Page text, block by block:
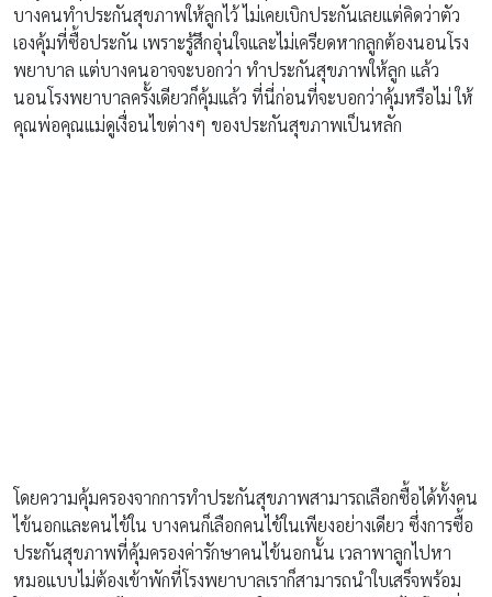
บางคนทำประกันสุขภาพให้ลูกไว้ ไม่เคยเบิกประกันเลยแต่คิดว่าตัว
เองคุ้มที่ซื้อประกัน เพราะรู้สึกอุ่นใจและไม่เครียดหากลูกต้องนอนโรง
พยาบาล แต่บางคนอาจจะบอกว่า ทำประกันสุขภาพให้ลูก แล้ว
นอนโรงพยาบาลครั้งเดียวก็คุ้มแล้ว ที่นี่ก่อนที่จะบอกว่าคุ้มหรือไม่ ให้
คุณพ่อคุณแม่ดูเงื่อนไขต่างๆ ของประกันสุขภาพเป็นหลัก
ค่าห้องและค่าอาหาร
ค่าบริการทั่วไป
ค่าใช้จ่ายในกรณีที่มีการรักษาพยาบาลฉุกเฉินหลังการเกิด
อุบัติเหตุ